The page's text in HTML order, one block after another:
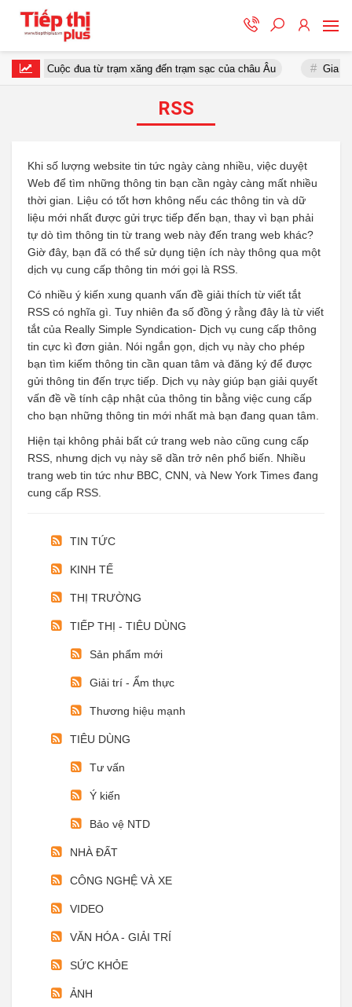
Cuộc đua từ trạm xăng đến trạm sạc của châu Âu Gia
RSS
Khi số lượng website tin tức ngày càng nhiều, việc duyệt
Web để tìm những thông tin bạn cần ngày càng mất nhiều
thời gian. Liệu có tốt hơn không nếu các thông tin và dữ
liệu mới nhất được gửi trực tiếp đến bạn, thay vì bạn phải
tự dò tìm thông tin từ trang web này đến trang web khác?
Giờ đây, bạn đã có thể sử dụng tiện ích này thông qua một
dịch vụ cung cấp thông tin mới gọi là RSS.
Có nhiều ý kiến xung quanh vấn đề giải thích từ viết tắt
RSS có nghĩa gì. Tuy nhiên đa số đồng ý rằng đây là từ viết
tắt của Really Simple Syndication- Dịch vụ cung cấp thông
tin cực kì đơn giản. Nói ngắn gọn, dịch vụ này cho phép
bạn tìm kiếm thông tin cần quan tâm và đăng ký để được
gửi thông tin đến trực tiếp. Dịch vụ này giúp bạn giải quyết
vấn đề về tính cập nhật của thông tin bằng việc cung cấp
cho bạn những thông tin mới nhất mà bạn đang quan tâm.
Hiện tại không phải bất cứ trang web nào cũng cung cấp
RSS, nhưng dịch vụ này sẽ dần trở nên phổ biến. Nhiều
trang web tin tức như BBC, CNN, và New York Times đang
cung cấp RSS.
TIN TỨC
KINH TẾ
THỊ TRƯỜNG
TIẾP THỊ - TIÊU DÙNG
Sản phẩm mới
Giải trí - Ẩm thực
Thương hiệu mạnh
TIÊU DÙNG
Tư vấn
Ý kiến
Bảo vệ NTD
NHÀ ĐẤT
CÔNG NGHỆ VÀ XE
VIDEO
VĂN HÓA - GIẢI TRÍ
SỨC KHỎE
ẢNH